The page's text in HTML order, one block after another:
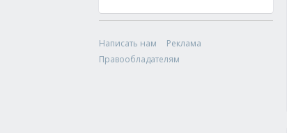
Написать нам
Реклама
Правообладателям